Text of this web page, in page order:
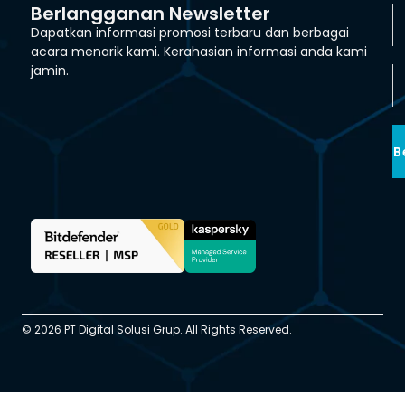
Berlangganan Newsletter
Dapatkan informasi promosi terbaru dan berbagai
acara menarik kami. Kerahasian informasi anda kami
jamin.
© 2026 PT Digital Solusi Grup. All Rights Reserved.